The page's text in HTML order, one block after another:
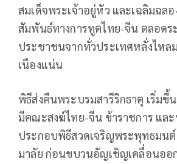
สมเด็จพระเจ้าอยู่หัว และเฉลิมฉลอ
สัมพันธ์ทางการทูตไทย-จีน ตลอดร
ประชาชนจากทั่วประเทศหลั่งไหล
เนืองแน่น
พิธีส่งคืนพระบรมสารีริกธาตุ เริ่มขึ้
มีคณะสงฆ์ไทย-จีน ข้าราชการ แล
ประกอบพิธีสวดเจริญพระพุทธมนต์
มาลัย ก่อนขบวนอัญเชิญเคลื่อนออ